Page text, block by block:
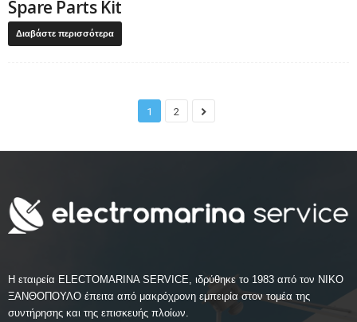
Spare Parts Kit
Διαβάστε περισσότερα
1 2
Η εταιρεία ELECTOMARINA SERVICE, ιδρύθηκε το 1983 από τον ΝΙΚΟ
ΞΑΝΘΟΠΟΥΛΟ έπειτα από μακρόχρονη εμπειρία στον τομέα της
συντήρησης και της επισκευής πλοίων.